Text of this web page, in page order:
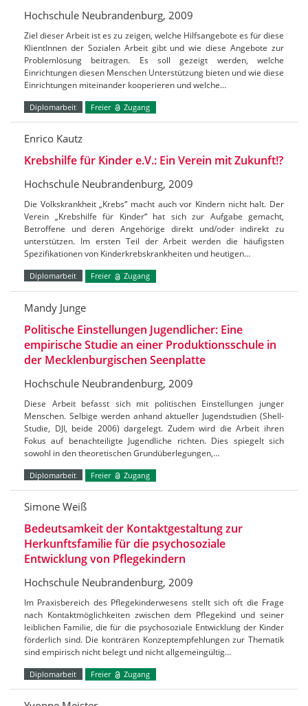
Hochschule Neubrandenburg, 2009
Ziel dieser Arbeit ist es zu zeigen, welche Hilfsangebote es für diese
KlientInnen der Sozialen Arbeit gibt und wie diese Angebote zur
Problemlösung beitragen. Es soll gezeigt werden, welche
Einrichtungen diesen Menschen Unterstützung bieten und wie diese
Einrichtungen miteinander kooperieren und welche…
Diplomarbeit Freier Zugang
Enrico Kautz
Krebshilfe für Kinder e.V.: Ein Verein mit Zukunft!?
Hochschule Neubrandenburg, 2009
Die Volkskrankheit „Krebs“ macht auch vor Kindern nicht halt. Der
Verein „Krebshilfe für Kinder“ hat sich zur Aufgabe gemacht,
Betroffene und deren Angehörige direkt und/oder indirekt zu
unterstützen. Im ersten Teil der Arbeit werden die häufigsten
Spezifikationen von Kinderkrebskrankheiten und heutigen…
Diplomarbeit Freier Zugang
Mandy Junge
Politische Einstellungen Jugendlicher: Eine
empirische Studie an einer Produktionsschule in
der Mecklenburgischen Seenplatte
Hochschule Neubrandenburg, 2009
Diese Arbeit befasst sich mit politischen Einstellungen junger
Menschen. Selbige werden anhand aktueller Jugendstudien (Shell-
Studie, DJI, beide 2006) dargelegt. Zudem wird die Arbeit ihren
Fokus auf benachteiligte Jugendliche richten. Dies spiegelt sich
sowohl in den theoretischen Grundüberlegungen,…
Diplomarbeit Freier Zugang
Simone Weiß
Bedeutsamkeit der Kontaktgestaltung zur
Herkunftsfamilie für die psychosoziale
Entwicklung von Pflegekindern
Hochschule Neubrandenburg, 2009
Im Praxisbereich des Pflegekinderwesens stellt sich oft die Frage
nach Kontaktmöglichkeiten zwischen dem Pflegekind und seiner
leiblichen Familie, die für die psychosoziale Entwicklung der Kinder
förderlich sind. Die konträren Konzeptempfehlungen zur Thematik
sind empirisch nicht belegt und nicht allgemeingültig…
Diplomarbeit Freier Zugang